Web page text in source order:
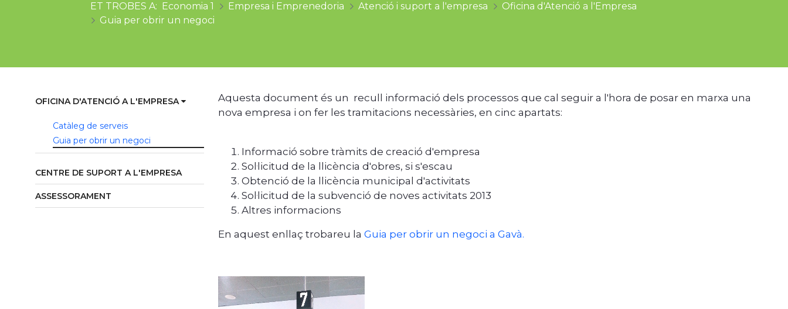
Economia 1 Empresa i Emprenedoria Atenció i suport a l'empresa
Oficina d'Atenció a l'Empresa
Guia per obrir un negoci
OFICINA D'ATENCIÓ A L'EMPRESA
Catàleg de serveis
Guia per obrir un negoci
CENTRE DE SUPORT A L'EMPRESA
ASSESSORAMENT
Aquesta document és un recull informació dels processos que cal seguir a l'hora de posar en marxa una
nova empresa i on fer les tramitacions necessàries, en cinc apartats:
Informació sobre tràmits de creació d'empresa
Sol·licitud de la llicència d'obres, si s'escau
Obtenció de la llicència municipal d'activitats
Sol·licitud de la subvenció de noves activitats 2013
Altres informacions
En aquest enllaç trobareu la Guia per obrir un negoci a Gavà.